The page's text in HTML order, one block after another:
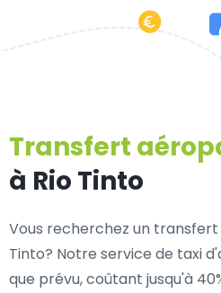
Transfert
à Rio Tinto
Vous recherchez un
Tinto? Notre service de taxi
que prévu, coûtant jusqu'à